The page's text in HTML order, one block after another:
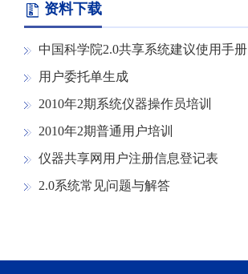
资料下载
中国科学院2.0共享系统建议使用手册
用户委托单生成
2010年2期系统仪器操作员培训
2010年2期普通用户培训
仪器共享网用户注册信息登记表
2.0系统常见问题与解答